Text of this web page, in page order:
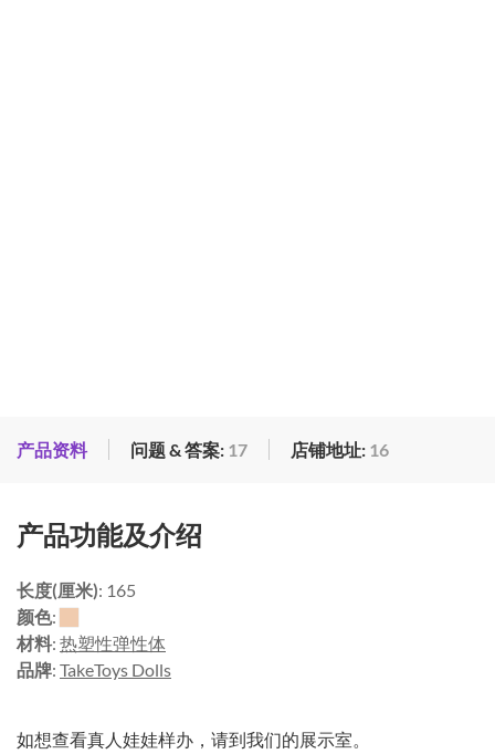
产品资料 问题 & 答案: 17 店铺地址: 16
产品功能及介绍
长度(厘米): 165
颜色:
材料: 热塑性弹性体
品牌: TakeToys Dolls
如想查看真人娃娃样办，请到我们的展示室。